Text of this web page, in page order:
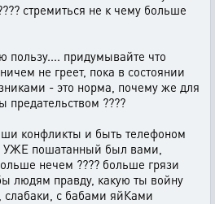
стремиться не к чему больше
придумывайте что
не греет, пока в состоянии
- это норма, почему же для
????
конфликты и быть телефоном
УЖЕ пошатанный был вами,
нечем ???? больше грязи
людям правду, какую ты войну
с бабами яйКами